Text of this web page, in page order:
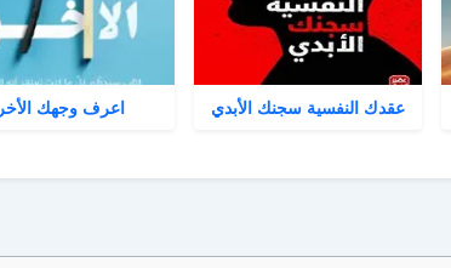
عقدك النفسية سجنك الأبدي اعرف وجهك الأخر